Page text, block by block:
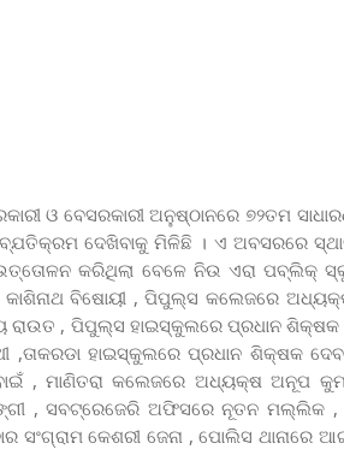
ଓ ବେସରକାରୀ ଅନୁଷ୍ଠାନରେ ୭୨ତମ
ବ୍ଯତିକ୍ରମ ଦେଖିବାକୁ ମିଳିଛି । ଏ ଅବସରରେ
କରିଥିଲା ବେଳେ ନିଉ ଏରା ପବ୍ଲିକ୍
ବିଷୋୟୀ , ପିପୁଲ୍ସ କଲେଜରେ
, ପିପୁଲ୍ସ ହାଇସ୍କୁଲରେ ପ୍ରଧାନ ଶିକ୍ଷକ
ହାଇସ୍କୁଲରେ ପ୍ରଧାନ ଶିକ୍ଷକ
, ମାଣିତରା କଲେଜରେ ଅଧ୍ୟକ୍ଷ ଅନୂପ
, ସବଟ୍ରେଜେରି ଅଫିସରେ ନୂତନ ମଲ୍ଲିକ ,
ସଂଗ୍ରାମ କେଶରୀ ଜେନା , ପୋଲିସ